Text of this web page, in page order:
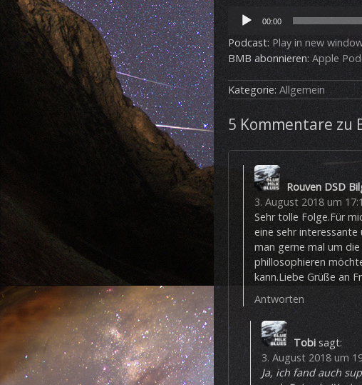
Audio-
Player
00:00
Podcast:Play in new
BMB abonnieren: Apple
Kategorie: Allgemein
5 Kommentare zu
Rouven DSD
3. August 2018 um
Sehr tolle Folge.Für
eine sehr
man gerne mal um
phillosophieren
kann.Liebe Grüße an
Antworten
Tobi sagt:
3. August 2018 um
Ja, ich fand auch